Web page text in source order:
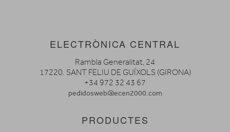
ELECTRÒNICA CENTRAL
Rambla Generalitat, 24
17220. SANT FELIU DE GUÍXOLS (GIRONA)
+34 972 32 43 67
pedidosweb@ecen2000.com
PRODUCTES